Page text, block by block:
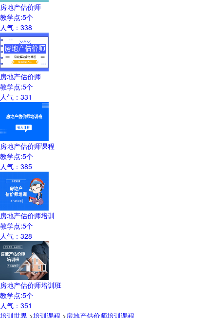
房地产估价师
教学点:5个
人气： 338
房地产估价师
教学点:5个
人气： 331
房地产估价师课程
教学点:5个
人气： 385
房地产估价师培训
教学点:5个
人气： 328
房地产估价师培训班
教学点:5个
人气： 351
培训世界 >培训课程 >房地产估价师培训课程